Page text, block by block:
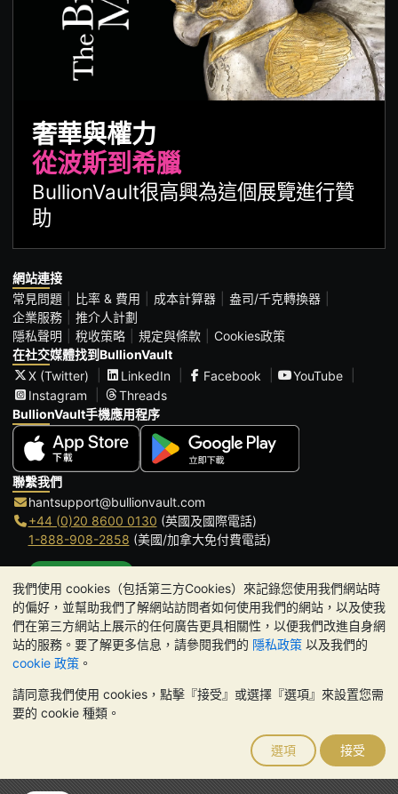
我們使用 cookies（包括第三方Cookies）來記錄您使用我們網站時
的偏好，並幫助我們了解網站訪問者如何使用我們的網站，以及使我
們在第三方網站上展示的任何廣告更具相關性，以便我們改進自身網
站的服務。要了解更多信息，請參閱我們的 隱私政策 以及我們的
cookie 政策 。
請同意我們使用 cookies，點擊『接受』或選擇『選項』來設置您需
要的 cookie 種類。
選項 接受
奢華與權力
從波斯到希臘
BullionVault很高興為這個展覽進行贊
助
網站連接
常見問題
比率 & 費用 成本計算器
盎司/千克轉換器
企業服務
推介人計劃
隱私聲明
稅收策略 規定與條款
Cookies政策
在社交媒體找到BullionVault
X (Twitter)
LinkedIn Facebook
YouTube
Instagram
Threads
BullionVault手機應用程序
聯繫我們
hantsupport@bullionvault.com
+44 (0)20 8600 0130 (英國及國際電話)
1-888-908-2858 (美國/加拿大免付費電話)
辦公時間:
9am to 8:30pm (英國時間), 周一至周五
Galmarley Ltd T/A BullionVault
3 Shortlands (7th Floor)
London
W6 8DA
貴金屬的價值可能下跌也可能上漲。歷史趨勢不能保證未來
的價格走勢。BullionVault 網站及其任何通訊中的任何內容均不構成
投資建議。您應該考慮尋求專業建議，以確定投資並持有金條是否適